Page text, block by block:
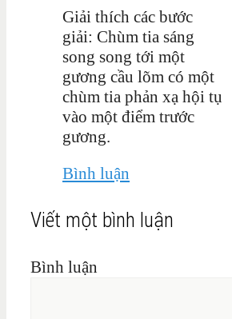
Giải thích các bước
giải: Chùm tia sáng
song song tới một
gương cầu lõm có một
chùm tia phản xạ hội tụ
vào một điểm trước
gương.
Bình luận
Viết một bình luận
Bình luận